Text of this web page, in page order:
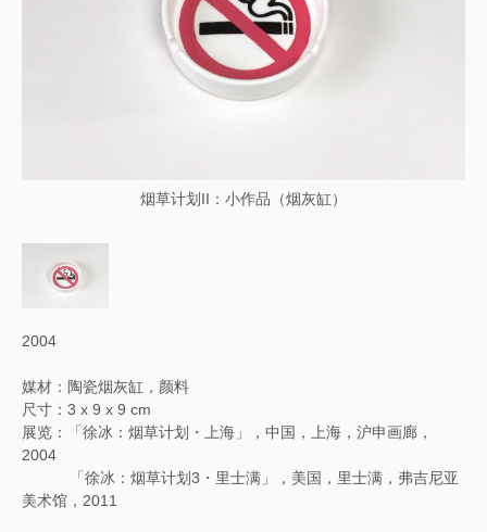
烟草计划II：小作品（烟灰缸）
2004
媒材：陶瓷烟灰缸，颜料
尺寸：3 x 9 x 9 cm
展览：「徐冰：烟草计划・上海」，中国，上海，沪申画廊，
2004
「徐冰：烟草计划3・里士满」，美国，里士满，弗吉尼亚
美术馆，2011